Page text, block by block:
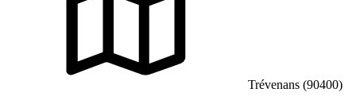
Trévenans (90400)